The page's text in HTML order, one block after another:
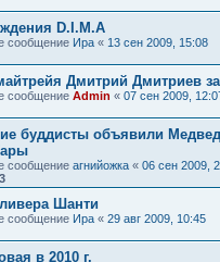
D.I.M.A
сообщение Ира « 13 сен 2009, 15:08
Дмитрий Дмитриев
сообщение Admin « 07 сен 2009,
буддисты объявили
сообщение агнийожка « 06 сен 2009,
Шанти
сообщение Ира « 29 авг 2009, 10:45
в 2010 г.